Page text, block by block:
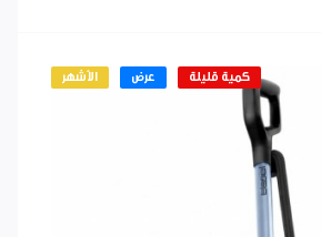
الأشهر عرض كمية قليلة